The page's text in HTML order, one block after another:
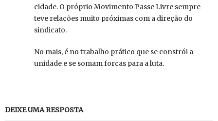
cidade. O próprio Movimento Passe Livre sempre
teve relações muito próximas com a direção do
sindicato.
No mais, é no trabalho prático que se constrói a
unidade e se somam forças para a luta.
DEIXE UMA RESPOSTA